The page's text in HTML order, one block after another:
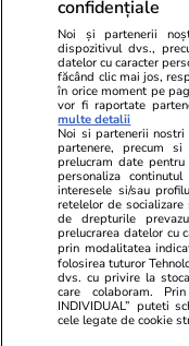
PARTENERI
confidențiale
Noi și partenerii
dispozitivul dvs.,
datelor cu caracter
făcând clic mai jos,
în orice moment pe
vor fi raportate
multe detalii
Noi si partenerii
partenere, precum
prelucram date
personaliza
interesele si/sau
retelelor de
de drepturile
prelucrarea datelor cu
prin modalitatea
folosirea tuturor
dvs. cu privire la
care colaboram.
INDIVIDUAL” puteti
cele legate de cookie